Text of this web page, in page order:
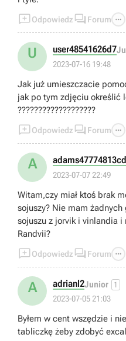
Odpowiedz  Forum 
U user48541626d7
2023-07-16 19:48
Jak już umieszczacie
jak po tym zdjęciu określić
???????????????????
Odpowiedz  Forum 
A adams47774813cd
2023-07-07 22:49
Witam,czy miał ktoś brak
sojuszy? Nie mam
sojuszu z jorvik i vinlandia
Randvii?
Odpowiedz  Forum 
A adrianl2Junior 1
2023-07-05 21:03
Byłem w cent wszędzie i
tabliczkę żeby zdobyć